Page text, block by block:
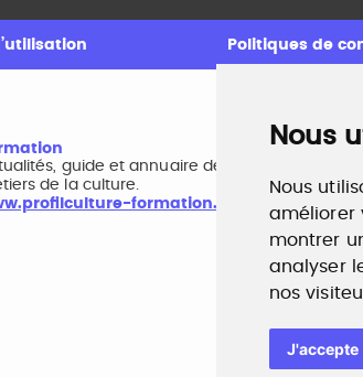
Nous
Nous
améliorer
montrer
analyser
nos
J'accepte
Politiques de
guide et annuaire des formations aux
de la culture.
formation.com